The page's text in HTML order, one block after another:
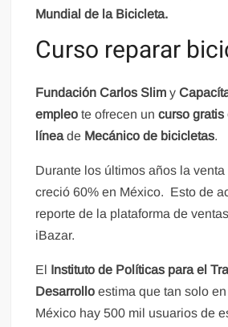
Mundial de la Bicicleta.
Curso reparar
Fundación Carlos Slim y
empleo te ofrecen uncurso gratis
líneade Mecánico de bicicletas.
Durante los últimos años la
creció 60% en México. Esto de
reporte de la plataforma de
iBazar.
El
Instituto de Políticas para el
Desarrollo estima que tan solo
México hay 500 mil usuarios de